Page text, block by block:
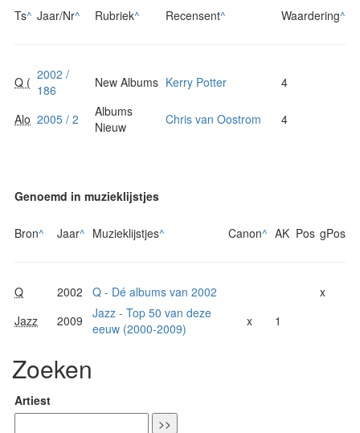
Ts^ Jaar/Nr^ Rubriek^ Recensent^ Waardering^
Q ( 2002 /
186
New Albums Kerry Potter 4
Alo 2005 / 2
Albums
Nieuw
Chris van Oostrom 4
Genoemd in muzieklijstjes
Bron^ Jaar^ Muzieklijstjes^ Canon^ AK Pos gPos
Q 2002 Q - Dé albums van 2002
x
Jazz
2009
Jazz - Top 50 van deze
eeuw (2000-2009)
x 1
Zoeken
Artiest